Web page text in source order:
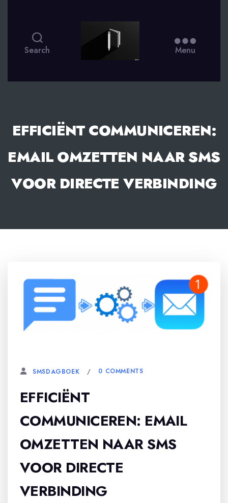
Search Menu
EFFICIËNT COMMUNICEREN:
EMAIL OMZETTEN NAAR SMS
VOOR DIRECTE VERBINDING
SMSDAGBOEK 0 COMMENTS
EFFICIËNT
COMMUNICEREN: EMAIL
OMZETTEN NAAR SMS
VOOR DIRECTE
VERBINDING